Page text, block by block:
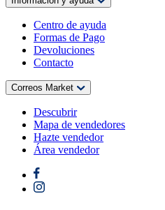
Centro de ayuda
Formas de Pago
Devoluciones
Contacto
Correos Market
Descubrir
Mapa de vendedores
Hazte vendedor
Área vendedor